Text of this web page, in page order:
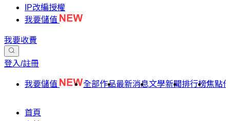
IP改編授權
我要儲值
我要收費
登入/註冊
我要儲值 全部作品最新消息文學新聞排行榜焦點
首頁